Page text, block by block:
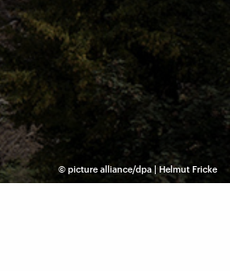
© picture alliance/dpa | Helmut Fricke